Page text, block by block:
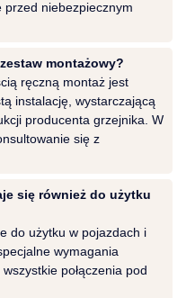
przed niebezpiecznym
montażowy?
ręczną montaż jest
instalację, wystarczającą
producenta grzejnika. W
się z
się również do użytku
do użytku w pojazdach i
wymagania
połączenia pod